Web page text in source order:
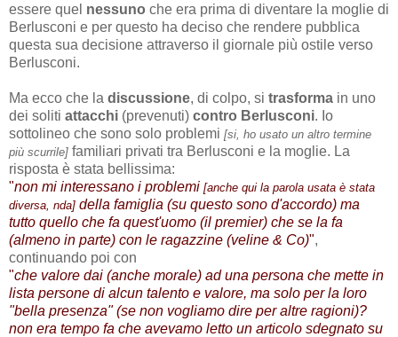
essere quel nessuno che era prima di diventare la moglie di
Berlusconi e per questo ha deciso che rendere pubblica
questa sua decisione attraverso il giornale più ostile verso
Berlusconi.
Ma ecco che la discussione, di colpo, si trasforma in uno
dei soliti attacchi (prevenuti) contro Berlusconi. Io
sottolineo che sono solo problemi [si, ho usato un altro termine
più scurrile] familiari privati tra Berlusconi e la moglie. La
risposta è stata bellissima:
"non mi interessano i problemi [anche qui la parola usata è stata
diversa, nda] della famiglia (su questo sono d'accordo) ma
tutto quello che fa quest'uomo (il premier) che se la fa
(almeno in parte) con le ragazzine (veline & Co)",
continuando poi con
"che valore dai (anche morale) ad una persona che mette in
lista persone di alcun talento e valore, ma solo per la loro
"bella presenza" (se non vogliamo dire per altre ragioni)?
non era tempo fa che avevamo letto un articolo sdegnato su